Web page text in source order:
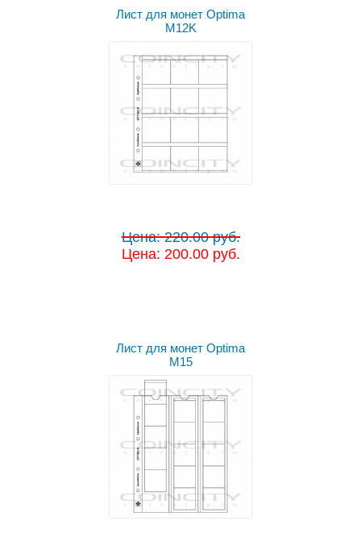
Лист для монет Optima
M12K
Цена: 220.00 руб.
Цена: 200.00 руб.
Лист для монет Optima
M15